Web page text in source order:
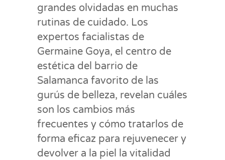
grandes olvidadas en muchas
rutinas de cuidado. Los
expertos facialistas de
Germaine Goya, el centro de
estética del barrio de
Salamanca favorito de las
gurús de belleza, revelan cuáles
son los cambios más
frecuentes y cómo tratarlos de
forma eficaz para rejuvenecer y
devolver a la piel la vitalidad